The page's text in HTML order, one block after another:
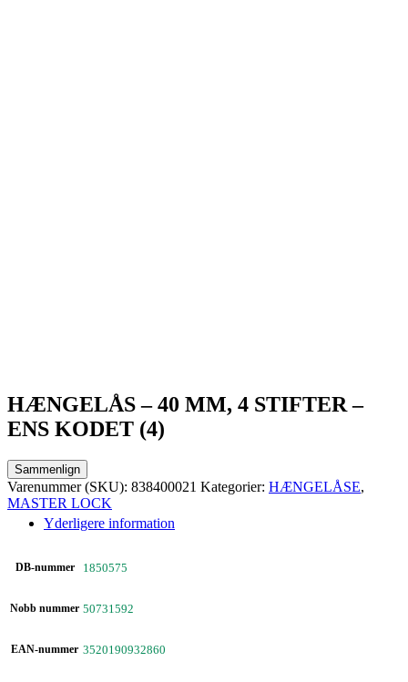
HÆNGELÅS – 40 MM, 4 STIFTER –
ENS KODET (4)
Sammenlign
Varenummer (SKU): 838400021 Kategorier: HÆNGELÅSE,
MASTER LOCK
Yderligere information
DB-nummer 1850575
Nobb nummer 50731592
EAN-nummer 3520190932860